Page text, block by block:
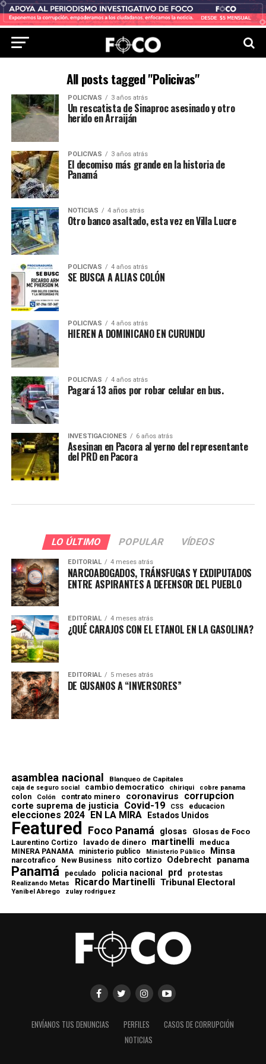
All posts tagged "Policivas"
POLICIVAS 3 años atrás
Un rescatista de Sinaproc asesinado y otro
herido en Arraiján
POLICIVAS 3 años atrás
El decomiso más grande en la historia de
Panamá
NOTICIAS 4 años atrás
Otro banco asaltado, esta vez en Villa Lucre
POLICIVAS 4 años atrás
SE BUSCA A ALIAS COLÓN
POLICIVAS 4 años atrás
HIEREN A DOMINICANO EN CURUNDU
POLICIVAS 4 años atrás
Pagará 13 años por robar celular en bus.
INVESTIGACIONES 6 años atrás
Asesinan en Pacora al yerno del representante
del PRD en Pacora
LO ÚLTIMO POPULAR VÍDEOS
EDITORIAL 4 meses atrás
NARCOABOGADOS, TRÁNSFUGAS Y EXDIPUTADOS
ENTRE ASPIRANTES A DEFENSOR DEL PUEBLO
EDITORIAL 4 meses atrás
¿QUÉ CARAJOS CON EL ETANOL EN LA GASOLINA?
EDITORIAL 5 meses atrás
DE GUSANOS A “INVERSORES”
asamblea nacional Blanqueo de Capitales
caja de seguro social cambio democratico chiriqui cobre panama
colon Colón contrato minero coronavirus corrupcion
corte suprema de justicia Covid-19 CSS educacion
elecciones 2024 EN LA MIRA Estados Unidos
Featured Foco Panamá glosas Glosas de Foco
Laurentino Cortizo lavado de dinero martinelli meduca
MINERA PANAMA ministerio publico Ministerio Público Minsa
narcotrafico New Business nito cortizo Odebrecht panama
Panamá peculado policia nacional prd protestas
Realizando Metas Ricardo Martinelli Tribunal Electoral
Yanibel Abrego zulay rodriguez
ENVÍANOS TUS DENUNCIAS PERFILES
CASOS DE CORRUPCIÓN
NOTICIAS